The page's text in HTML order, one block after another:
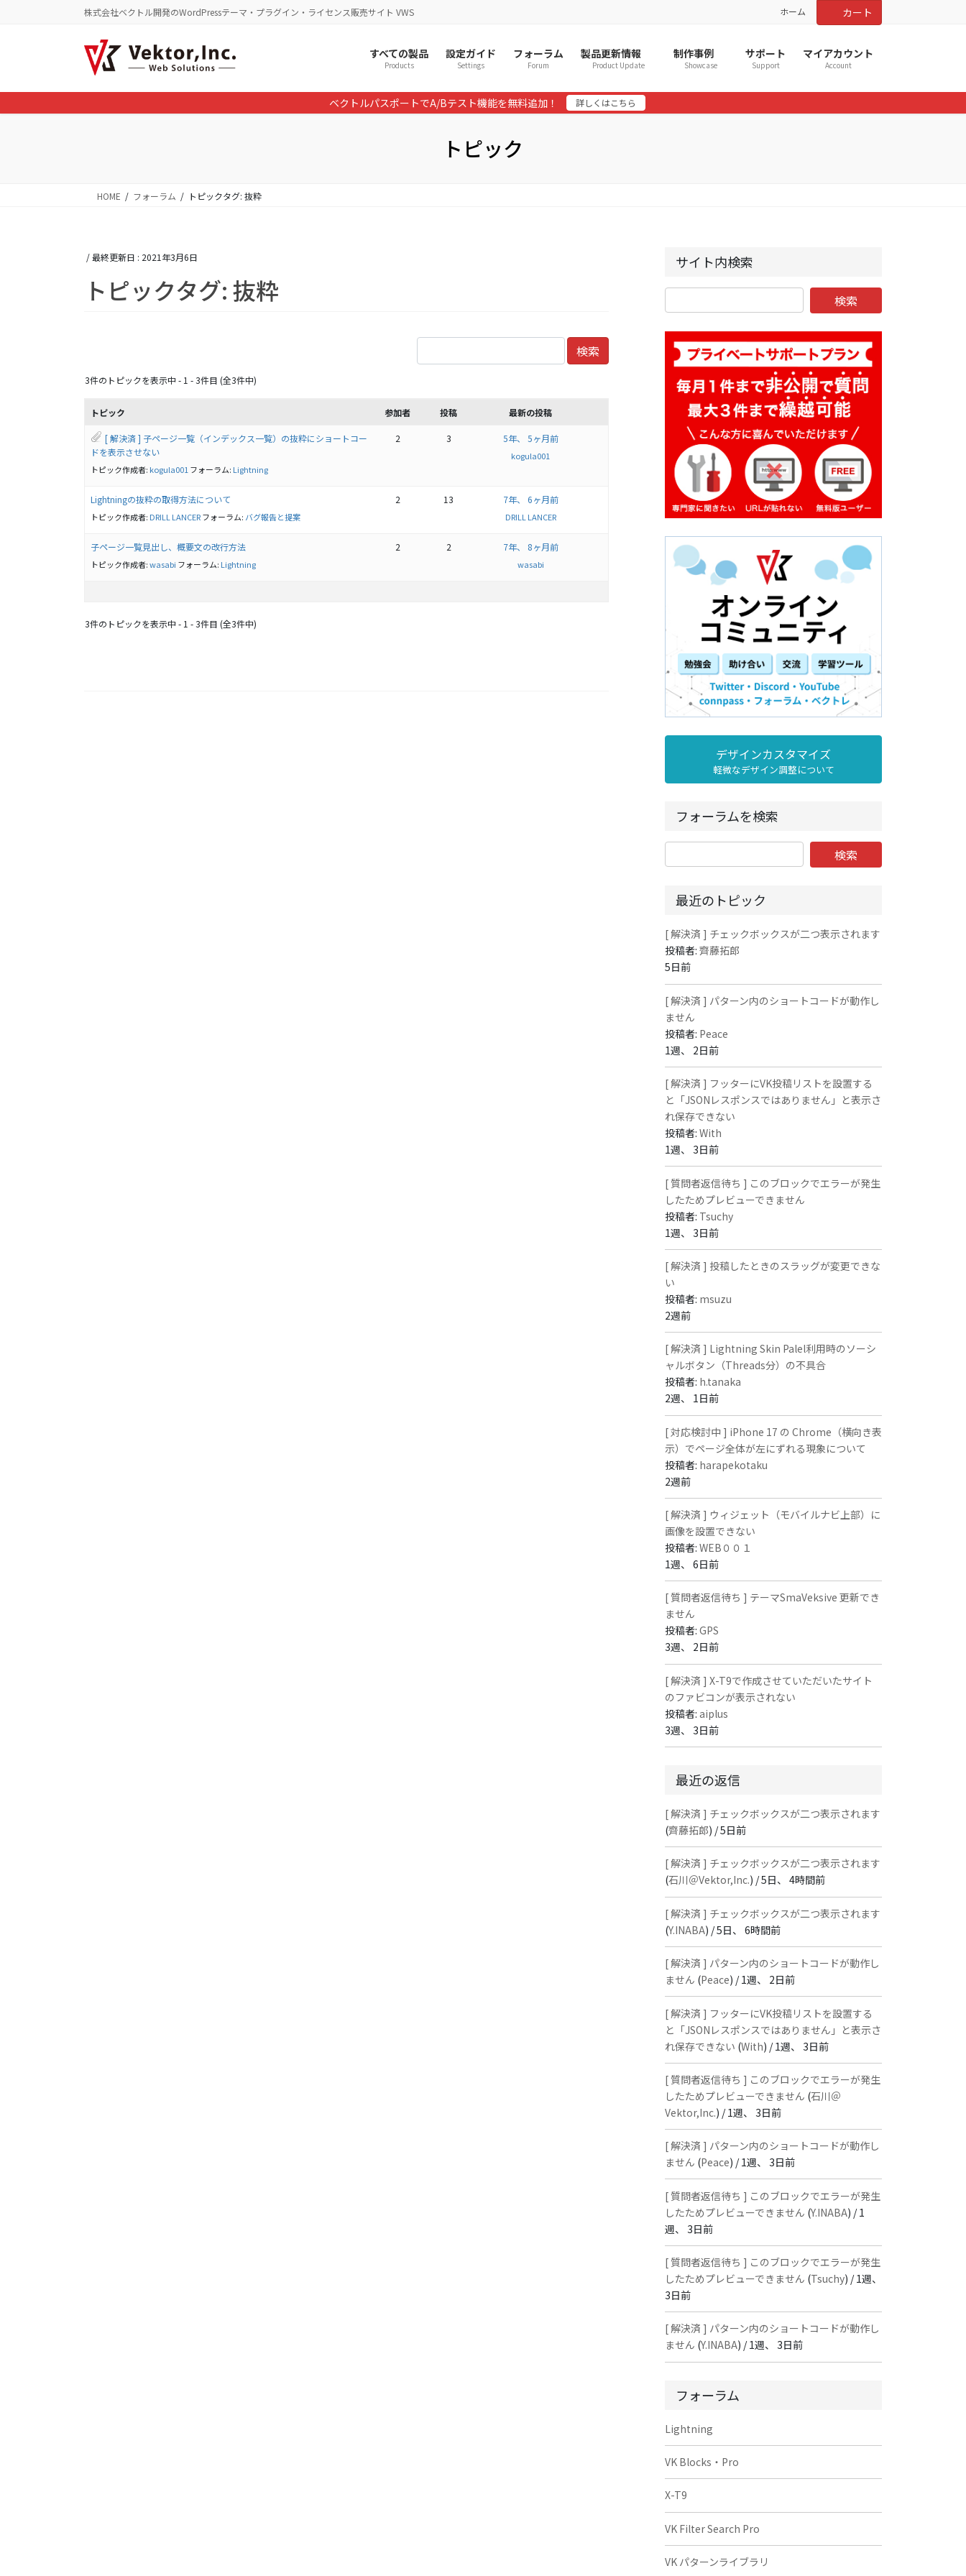
に
移
ョ
ン
株式会社ベクトル開発のWordPressテーマ・プラグイン・ライセンス販売サイト VWS ホーム カート
すべての製品
Products
設定ガイド
Settings
フォーラム
Forum
製品更新情報
Product Update
制作事例
Showcase
サポート
Support
マイアカウント
Account
ベクトルパスポートでA/Bテスト機能を無料追加！ 詳しくはこちら
トピック
HOME フォーラム トピックタグ: 抜粋
/ 最終更新日 : 2021年3月6日
トピックタグ: 抜粋
3件のトピックを表示中 - 1 - 3件目 (全3件中)
トピック 参加者 投稿 最新の投稿
[ 解決済 ] 子ページ一覧（インデックス一覧）の抜粋にショートコー
ドを表示させない
トピック作成者: kogula001 フォーラム: Lightning
2 3 5年、 5ヶ月前
kogula001
Lightningの抜粋の取得方法について
トピック作成者: DRILL LANCERフォーラム: バグ報告と提案
2 13 7年、 6ヶ月前
DRILL LANCER
子ページ一覧見出し、概要文の改行方法
トピック作成者:wasabi フォーラム: Lightning
2 2 7年、 8ヶ月前
wasabi
3件のトピックを表示中 - 1 - 3件目 (全3件中)
サイト内検索
デザインカスタマイズ
軽微なデザイン調整について
フォーラムを検索
最近のトピック
[ 解決済 ] チェックボックスが二つ表示されます
投稿者:齊藤拓郎
5日前
[ 解決済 ] パターン内のショートコードが動作し
ません
投稿者: Peace
1週、 2日前
[ 解決済 ] フッターにVK投稿リストを設置する
と「JSONレスポンスではありません」と表示さ
れ保存できない
投稿者:With
1週、 3日前
[ 質問者返信待ち ] このブロックでエラーが発生
したためプレビューできません
投稿者: Tsuchy
1週、 3日前
[ 解決済 ] 投稿したときのスラッグが変更できな
い
投稿者: msuzu
2週前
[ 解決済 ] Lightning Skin Palel利用時のソーシ
ャルボタン（Threads分）の不具合
投稿者: h.tanaka
2週、 1日前
[ 対応検討中 ] iPhone 17 の Chrome（横向き表
示）でページ全体が左にずれる現象について
投稿者: harapekotaku
2週前
[ 解決済 ] ウィジェット（モバイルナビ上部）に
画像を設置できない
投稿者:WEB００１
1週、 6日前
[ 質問者返信待ち ] テーマSmaVeksive 更新でき
ません
投稿者:GPS
3週、 2日前
[ 解決済 ] X-T9で作成させていただいたサイト
のファビコンが表示されない
投稿者:aiplus
3週、 3日前
最近の返信
[ 解決済 ] チェックボックスが二つ表示されます
(齊藤拓郎) /5日前
[ 解決済 ] チェックボックスが二つ表示されます
(石川＠Vektor,Inc.) /5日、 4時間前
[ 解決済 ] チェックボックスが二つ表示されます
(Y.INABA) /5日、 6時間前
[ 解決済 ] パターン内のショートコードが動作し
ません (Peace) /1週、 2日前
[ 解決済 ] フッターにVK投稿リストを設置する
と「JSONレスポンスではありません」と表示さ
れ保存できない (With) /1週、 3日前
[ 質問者返信待ち ] このブロックでエラーが発生
したためプレビューできません (石川＠
Vektor,Inc.) /1週、 3日前
[ 解決済 ] パターン内のショートコードが動作し
ません (Peace) /1週、 3日前
[ 質問者返信待ち ] このブロックでエラーが発生
したためプレビューできません (Y.INABA) /1
週、 3日前
[ 質問者返信待ち ] このブロックでエラーが発生
したためプレビューできません (Tsuchy) /1週、
3日前
[ 解決済 ] パターン内のショートコードが動作し
ません (Y.INABA) /1週、 3日前
フォーラム
Lightning
VK Blocks・Pro
X-T9
VK Filter Search Pro
VK パターンライブラリ